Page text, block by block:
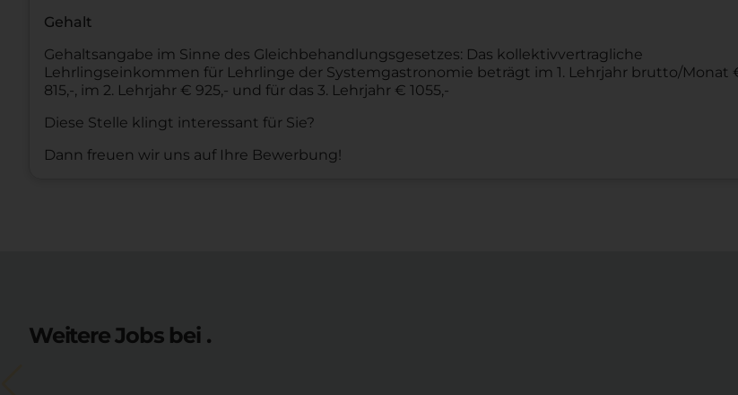
Gehalt
Gehaltsangabe im Sinne des Gleichbehandlungsgesetzes: Das kollektivvertragliche
Lehrlingseinkommen für Lehrlinge der Systemgastronomie beträgt im 1. Lehrjahr brutto/Monat
815,-, im 2. Lehrjahr € 925,- und für das 3. Lehrjahr € 1055,-
Diese Stelle klingt interessant für Sie?
Dann freuen wir uns auf Ihre Bewerbung!
Weitere Jobs bei .